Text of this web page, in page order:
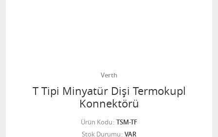
Verth
T Tipi Minyatür Dişi Termokupl
Konnektörü
Ürün Kodu TSM-TF
Stok Durumu VAR